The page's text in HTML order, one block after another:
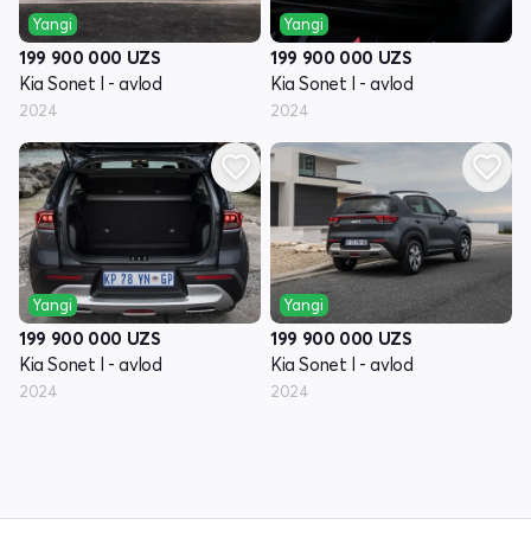
Yangi
199 900 000 UZS
Kia Sonet I - avlod
2024
Yangi
199 900 000 UZS
Kia Sonet I - avlod
2024
Yangi
199 900 000 UZS
Kia Sonet I - avlod
2024
Yangi
199 900 000 UZS
Kia Sonet I - avlod
2024